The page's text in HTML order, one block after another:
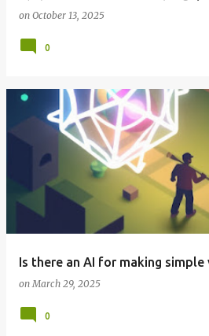
on October 13, 2025
0
Is there an AI for making simple
onMarch 29, 2025
0